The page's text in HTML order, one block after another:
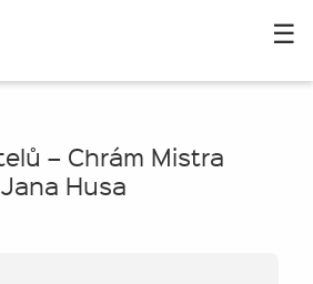
☰
– Chrám Mistra
Jana Husa